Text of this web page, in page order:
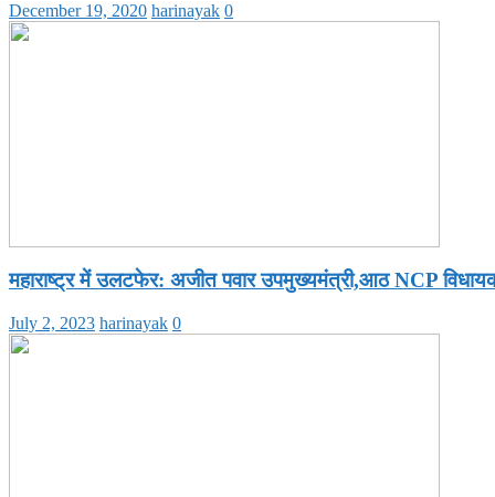
December 19, 2020 harinayak 0
महाराष्ट्र में उलटफेर: अजीत पवार उपमुख्यमंत्री,आठ NCP
July 2, 2023 harinayak 0